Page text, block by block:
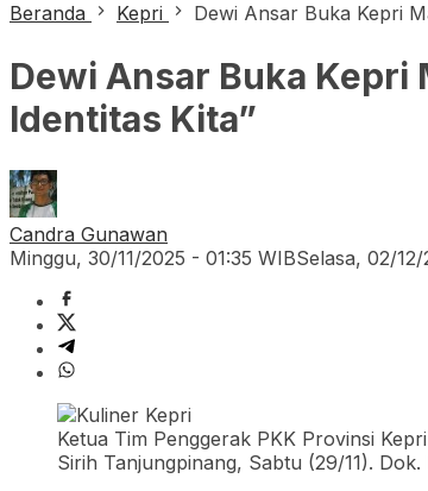
Beranda
Kepri Dewi Ansar Buka Kepri
Dewi Ansar Buka Kepri
Identitas Kita”
Candra Gunawan
Minggu, 30/11/2025 - 01:35 WIBSelasa, 02/
Ketua Tim Penggerak PKK Provinsi
Sirih Tanjungpinang, Sabtu (29/11).